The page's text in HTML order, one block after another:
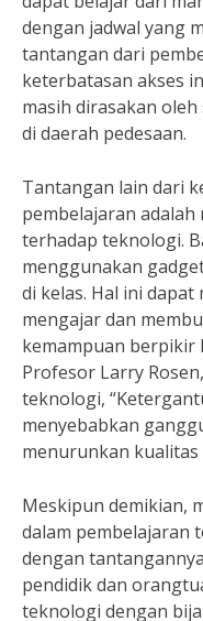
dengan jadwal yang
tantangan dari
keterbatasan akses
masih dirasakan
di daerah pedesaan.
Tantangan lain dari
pembelajaran
terhadap teknologi.
menggunakan
di kelas. Hal ini
mengajar dan
kemampuan
Profesor Larry
teknologi,
menyebabkan
menurunkan kualitas
Meskipun demikian,
dalam pembelajaran
dengan
pendidik dan
teknologi dengan